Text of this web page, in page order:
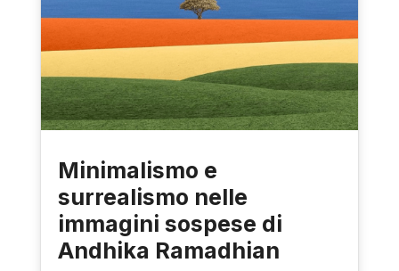
Minimalismo e
surrealismo nelle
immagini sospese di
Andhika Ramadhian